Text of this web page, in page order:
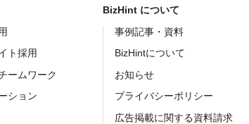
ト採用
ームワーク
ション
BizHint について
事例記事・資料
BizHintについて
お知らせ
プライバシーポリシー
広告掲載に関する資料請求